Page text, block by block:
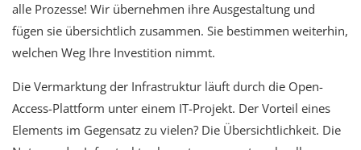
alle Prozesse! Wir übernehmen ihre Ausgestaltung und
fügen sie übersichtlich zusammen. Sie bestimmen weiterhin,
welchen Weg Ihre Investition nimmt.
Die Vermarktung der Infrastruktur läuft durch die Open-
Access-Plattform unter einem IT-Projekt. Der Vorteil eines
Elements im Gegensatz zu vielen? Die Übersichtlichkeit. Die